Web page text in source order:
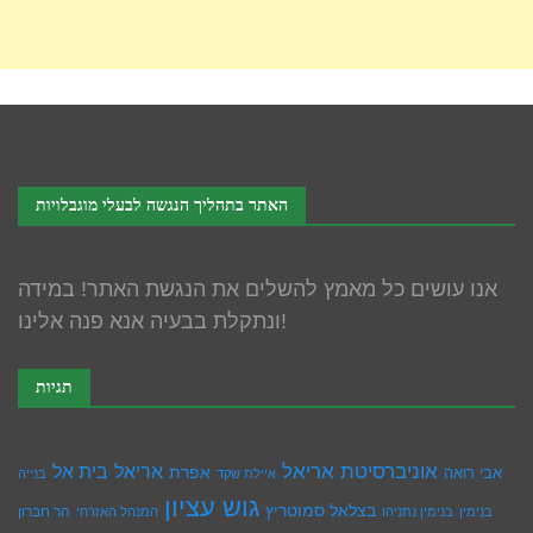
האתר בתהליך הנגשה לבעלי מוגבלויות
אנו עושים כל מאמץ להשלים את הנגשת האתר! במידה
ונתקלת בבעיה אנא פנה אלינו!
תגיות
אבי רואה אוניברסיטת אריאל איילת שקד אפרת אריאל בית אל בנייה
בנימין בנימין נתניהו בצלאל סמוטריץ גוש עציון המנהל האזרחי הר חברון